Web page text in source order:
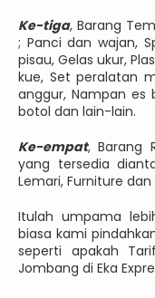
Ke-tiga, Barang
; Panci dan wajan,
pisau, Gelas ukur,
kue, Set peralatan
anggur, Nampan es
botol dan lain-lain.
Ke-empat, Barang
yang tersedia
Lemari, Furniture
Itulah umpama
biasa kami
seperti apakah
Jombang di Eka